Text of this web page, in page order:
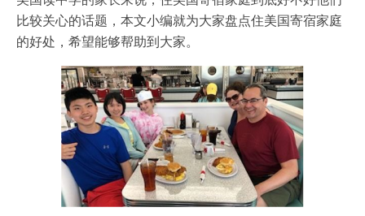
比较关心的话题，本文小编就为大家盘点住美国寄宿家庭
的好处，希望能够帮助到大家。